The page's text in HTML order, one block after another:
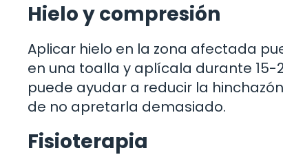
Hielo y compresión
Aplicar hielo en la zona afectada
en una toalla y aplícala durante
puede ayudar a reducir la
de no apretarla demasiado.
Fisioterapia